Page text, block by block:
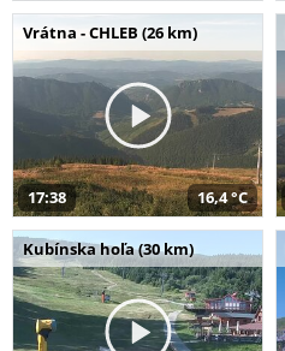
Vrátna - CHLEB (26 km)
17:38 16,4 °C
Kubínska hoľa (30 km)